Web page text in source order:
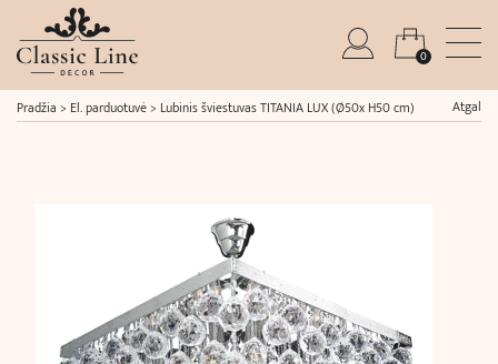
0
Pradžia > El. parduotuvė> Lubinis šviestuvas TITANIA LUX (Ø50x H50 cm) Atgal